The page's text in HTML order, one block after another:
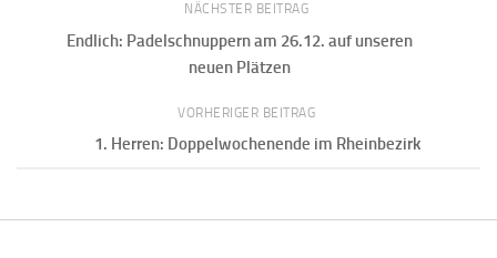
NÄCHSTER BEITRAG
Endlich: Padelschnuppern am 26.12. auf unseren
neuen Plätzen
VORHERIGER BEITRAG
1. Herren: Doppelwochenende im Rheinbezirk